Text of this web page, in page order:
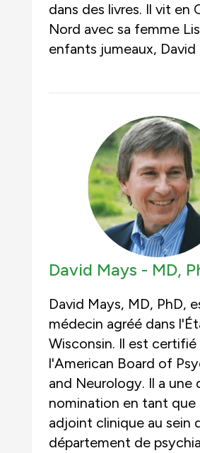
dans des livres. Il vit en
Nord avec sa femme
enfants jumeaux, David
David Mays - MD,
David Mays, MD, PhD,
médecin agréé dans
Wisconsin. Il est certifié
l'American Board of
and Neurology. Il a une
nomination en tant que
adjoint clinique au sein
département de